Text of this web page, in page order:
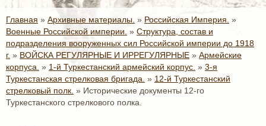
Главная » Архивные материалы. » Российская Империя. »
Военные Российской империи. » Структура, состав и
подразделения вооруженных сил Российской империи до 1918
г. » ВОЙСКА РЕГУЛЯРНЫЕ И ИРРЕГУЛЯРНЫЕ » Армейские
корпуса. » 1-й Туркестанский армейский корпус. » 3-я
Туркестанская стрелковая бригада. » 12-й Туркестанский
стрелковый полк. » Исторические документы 12-го
Туркестанского стрелкового полка.